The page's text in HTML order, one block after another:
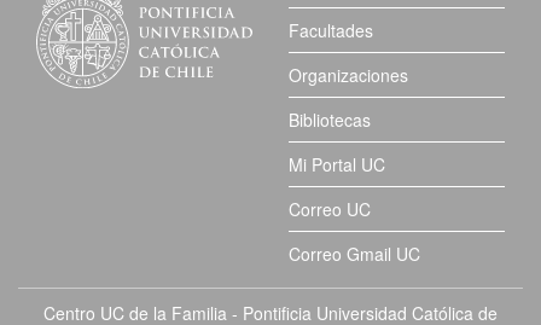
Facultades
Organizaciones
Bibliotecas
Mi Portal UC
Correo UC
Correo Gmail UC
Centro UC de la Familia - Pontificia Universidad Católica de